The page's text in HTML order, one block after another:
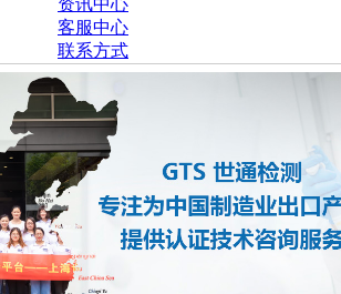
资讯中心
客服中心
联系方式